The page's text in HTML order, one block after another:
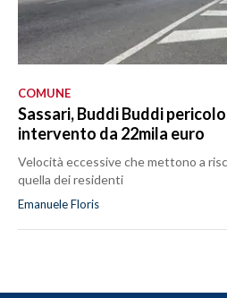
COMUNE
Sassari, Buddi Buddi
intervento da 22mila euro
Velocità eccessive che mettono a
quella dei residenti
Emanuele Floris